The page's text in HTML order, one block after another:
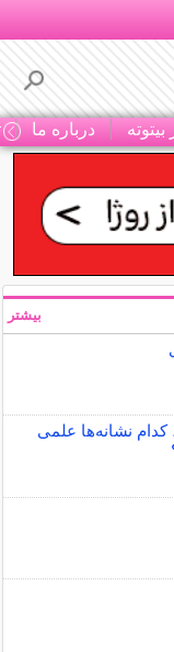
بیتوته درباره ما
کدام نشانه‌ها علمی
بیشتر